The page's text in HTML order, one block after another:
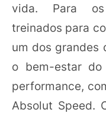
vida. Para os
treinados para
um dos grandes
o bem-estar
performance,
Absolut Speed.